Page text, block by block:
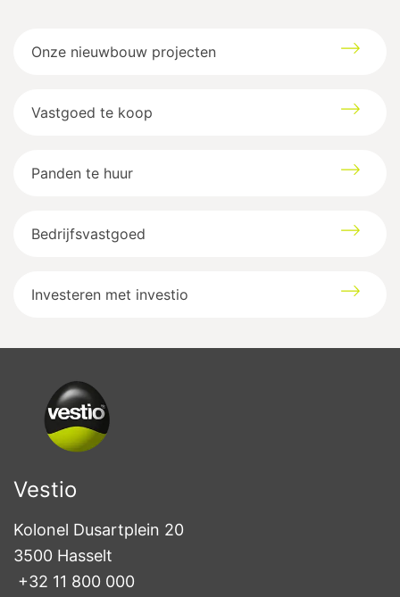
Onze nieuwbouw projecten
Vastgoed te koop
Panden te huur
Bedrijfsvastgoed
Investeren met investio
Vestio
Kolonel Dusartplein 20
3500 Hasselt
+32 11 800 000